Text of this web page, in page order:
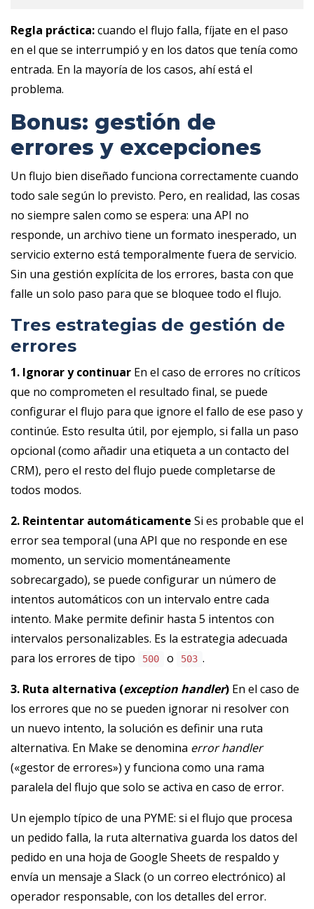
Regla práctica:cuando el flujo falla, fíjate en el paso
en el que se interrumpió y en los datos que tenía como
entrada. En la mayoría de los casos, ahí está el
problema.
Bonus: gestión de
errores y excepciones
Un flujo bien diseñado funciona correctamente cuando
todo sale según lo previsto. Pero, en realidad, las cosas
no siempre salen como se espera: una API no
responde, un archivo tiene un formato inesperado, un
servicio externo está temporalmente fuera de servicio.
Sin una gestión explícita de los errores, basta con que
falle un solo paso para que se bloquee todo el flujo.
Tres estrategias de gestión de
errores
1. Ignorar y continuar En el caso de errores no críticos
que no comprometen el resultado final, se puede
configurar el flujo para que ignore el fallo de ese paso y
continúe. Esto resulta útil, por ejemplo, si falla un paso
opcional (como añadir una etiqueta a un contacto del
CRM), pero el resto del flujo puede completarse de
todos modos.
2. Reintentar automáticamente Si es probable que el
error sea temporal (una API que no responde en ese
momento, un servicio momentáneamente
sobrecargado), se puede configurar un número de
intentos automáticos con un intervalo entre cada
intento. Make permite definir hasta 5 intentos con
intervalos personalizables. Es la estrategia adecuada
para los errores de tipo
500 o 503 .
3. Ruta alternativa (exception handler) En el caso de
los errores que no se pueden ignorar ni resolver con
un nuevo intento, la solución es definir una ruta
alternativa. En Make se denomina error handler
(«gestor de errores») y funciona como una rama
paralela del flujo que solo se activa en caso de error.
Un ejemplo típico de una PYME: si el flujo que procesa
un pedido falla, la ruta alternativa guarda los datos del
pedido en una hoja de Google Sheets de respaldo y
envía un mensaje a Slack (o un correo electrónico) al
operador responsable, con los detalles del error.